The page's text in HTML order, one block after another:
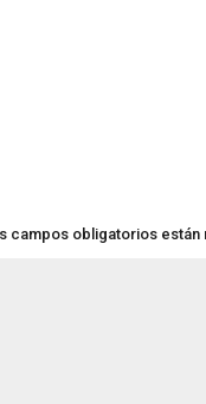
campos obligatorios